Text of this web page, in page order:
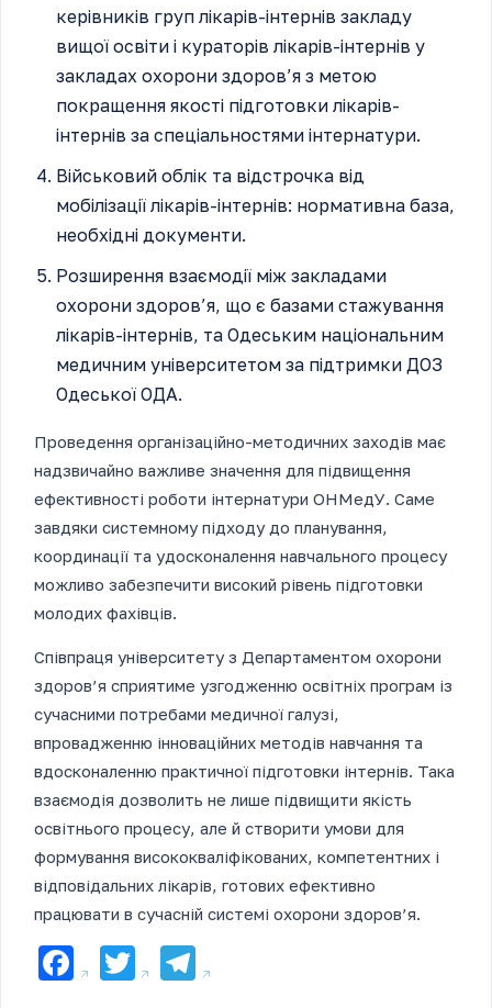
керівників груп лікарів-інтернів закладу
вищої освіти і кураторів лікарів-інтернів у
закладах охорони здоров’я з метою
покращення якості підготовки лікарів-
інтернів за спеціальностями інтернатури.
Військовий облік та відстрочка від
мобілізації лікарів-інтернів: нормативна база,
необхідні документи.
Розширення взаємодії між закладами
охорони здоров’я, що є базами стажування
лікарів-інтернів, та Одеським національним
медичним університетом за підтримки ДОЗ
Одеської ОДА.
Проведення організаційно-методичних заходів має
надзвичайно важливе значення для підвищення
ефективності роботи інтернатури ОНМедУ. Саме
завдяки системному підходу до планування,
координації та удосконалення навчального процесу
можливо забезпечити високий рівень підготовки
молодих фахівців.
Співпраця університету з Департаментом охорони
здоров’я сприятиме узгодженню освітніх програм із
сучасними потребами медичної галузі,
впровадженню інноваційних методів навчання та
вдосконаленню практичної підготовки інтернів. Така
взаємодія дозволить не лише підвищити якість
освітнього процесу, але й створити умови для
формування висококваліфікованих, компетентних і
відповідальних лікарів, готових ефективно
працювати в сучасній системі охорони здоров’я.
Facebook
TwitterTelegram